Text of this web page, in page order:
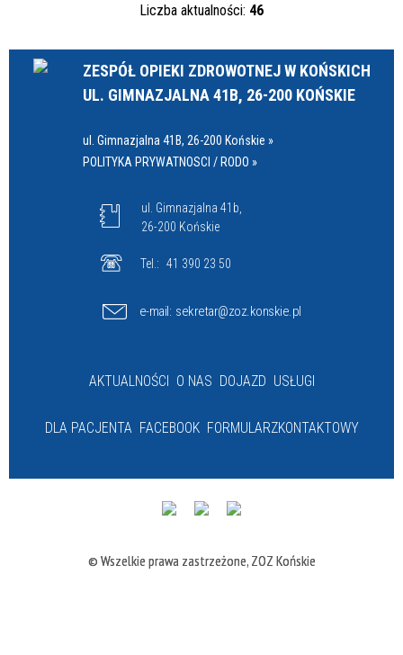
Liczba aktualności: 46
ZESPÓŁ OPIEKI ZDROWOTNEJ W KOŃSKICH
UL. GIMNAZJALNA 41B, 26-200 KOŃSKIE
ul. Gimnazjalna 41B, 26-200 Końskie »
POLITYKA PRYWATNOSCI / RODO »
ul. Gimnazjalna 41b,
26-200 Końskie
Tel.: 41 390 23 50
e-mail: sekretar@zoz.konskie.pl
AKTUALNOŚCI O NAS DOJAZD USŁUGI
DLA PACJENTA FACEBOOK FORMULARZKONTAKTOWY
© Wszelkie prawa zastrzeżone, ZOZ Końskie